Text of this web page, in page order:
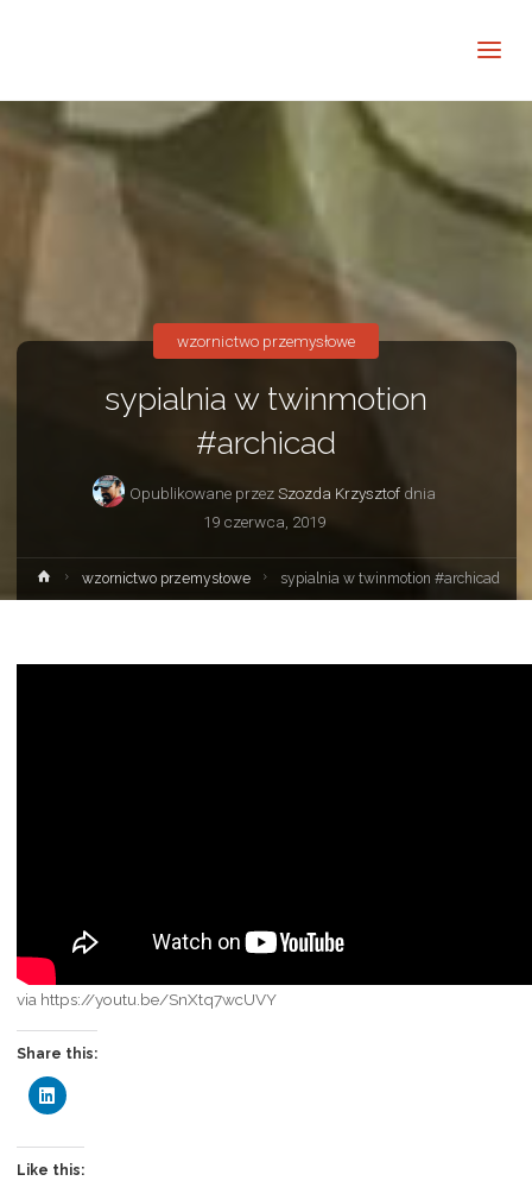
sypialnia w twinmotion
#archicad
Opublikowane przezSzozda Krzysztof dnia
19 czerwca, 2019
wzornictwo przemysłowe
Strona
główna
wzornictwo przemysłowe sypialnia w twinmotion #archicad
via https://youtu.be/SnXtq7wcUVY
Share this:
C
l
k
t
Like this: